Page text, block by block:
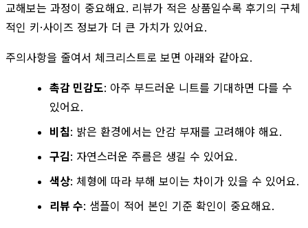
교해보는 과정이 중요해요. 리뷰가 적은 상품일수록 후기의 구체
적인 키·사이즈 정보가 더 큰 가치가 있어요.
주의사항을 줄여서 체크리스트로 보면 아래와 같아요.
촉감 민감도: 아주 부드러운 니트를 기대하면 다를 수
있어요.
비침: 밝은 환경에서는 안감 부재를 고려해야 해요.
구김: 자연스러운 주름은 생길 수 있어요.
색상: 체형에 따라 부해 보이는 차이가 있을 수 있어요.
리뷰 수: 샘플이 적어 본인 기준 확인이 중요해요.